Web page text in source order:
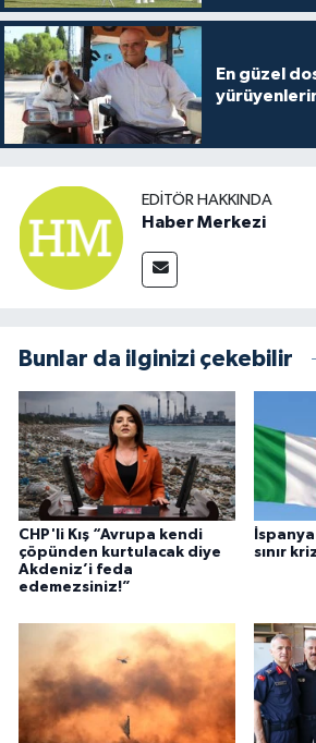
En güzel
EDITÖR HAKKINDA
Haber Merkezi
Bunlar da ilginizi çekebilir
CHP'li Kış “Avrupa kendi
çöpünden kurtulacak diye
Akdeniz’i feda
edemezsiniz!”
sınır